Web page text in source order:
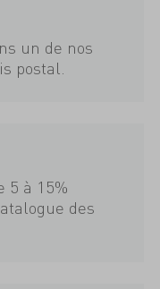
un de nos
postal.
5 à 15%
des